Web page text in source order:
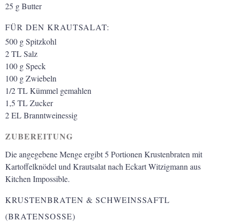
25 gButter
FÜR DEN KRAUTSALAT:
500 gSpitzkohl
2TLSalz
100 gSpeck
100 gZwiebeln
1/2TLKümmel gemahlen
1,5 TLZucker
2ELBranntweinessig
ZUBEREITUNG
Die angegebene Menge ergibt 5 Portionen Krustenbraten mit
Kartoffelknödel und Krautsalat nach Eckart Witzigmann aus
Kitchen Impossible.
KRUSTENBRATEN & SCHWEINSSAFTL
(BRATENSOSSE)